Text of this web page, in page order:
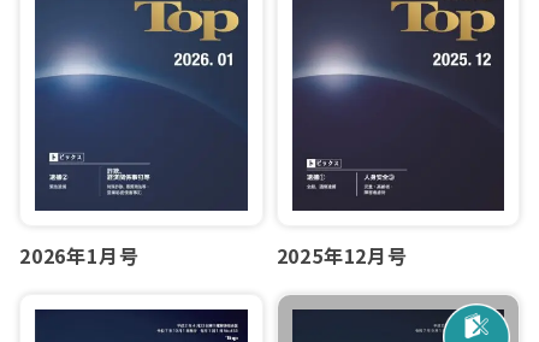
2026年1月号 2025年12月号